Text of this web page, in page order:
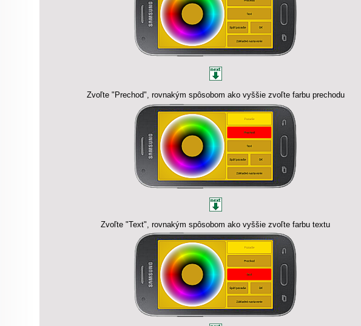
Zvoľte "Prechod", rovnakým spôsobom ako vyššie zvoľte farbu prechodu
Zvoľte "Text", rovnakým spôsobom ako vyššie zvoľte farbu textu